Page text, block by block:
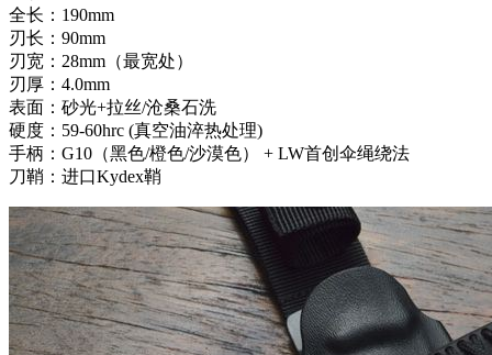
全长：190mm
刃长：90mm
刃宽：28mm（最宽处）
刃厚：4.0mm
表面：砂光+拉丝/沧桑石洗
硬度：59-60hrc (真空油淬热处理)
手柄：G10（黑色/橙色/沙漠色） + LW首创伞绳绕法
刀鞘：进口Kydex鞘